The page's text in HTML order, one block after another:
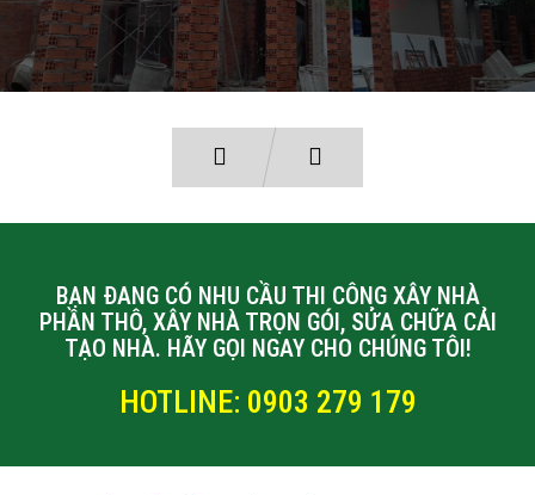
BẠN ĐANG CÓ NHU CẦU THI CÔNG XÂY NHÀ
PHẦN THÔ, XÂY NHÀ TRỌN GÓI, SỬA CHỮA CẢI
TẠO NHÀ. HÃY GỌI NGAY CHO CHÚNG TÔI!
HOTLINE: 0903 279 179